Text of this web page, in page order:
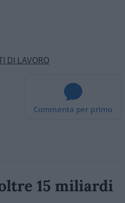
DI LAVORO
Commenta per primo
15 miliardi